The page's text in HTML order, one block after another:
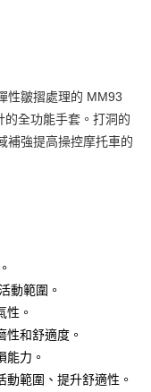
銀行
商業銀行
銀行
灣）商業銀行
動跳轉到大哥付的交易
止日，確認付款後即完
確認頁面所載為準。
未通過，訂單將自動取
付方式。 讓您購物簡單
性皺摺處理的 MM93
全功能手套。打洞的
補強提高操控摩托車的
動範圍。
性。
性和舒適度。
能力。
範圍、提升舒適性。